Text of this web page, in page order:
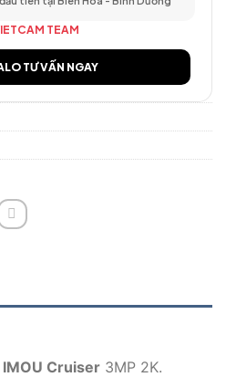
TEAM
TƯ VẤN NGAY
Cruiser 3MP 2K.